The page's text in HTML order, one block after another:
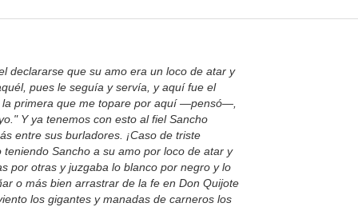
declararse que su amo era un loco de atar y
pues le seguía y servía, y aquí fue el
la primera que me topare por aquí —pensó—,
Y ya tenemos con esto al fiel Sancho
entre sus burladores. ¡Caso de triste
Sancho a su amo por loco de atar y
por otras y juzgaba lo blanco por negro y lo
o más bien arrastrar de la fe en Don Quijote
los gigantes y manadas de carneros los